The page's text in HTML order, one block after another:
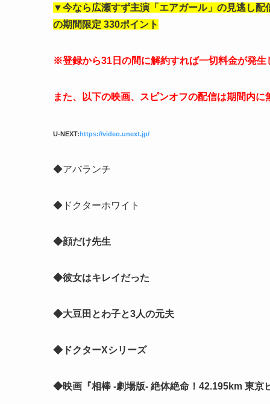
▼今なら広瀬すず主演「エアガール 」の見逃し
の期間限定 330ポイント
※登録から31日の間に解約すれば一切料金が発生
また、以下の映画、スピンオフの配信は期間内に
U-NEXT:https://video.unext.jp/
◆アバランチ
◆ドクターホワイト
◆顔だけ先生
◆彼女はキレイだった
◆大豆田とわ子と3人の元夫
◆ドクターXシリーズ
◆映画『相棒 -劇場版- 絶体絶命！42.195km 東京